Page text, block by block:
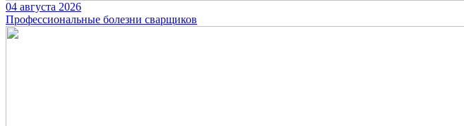
04 августа 2026
Профессиональные болезни сварщиков